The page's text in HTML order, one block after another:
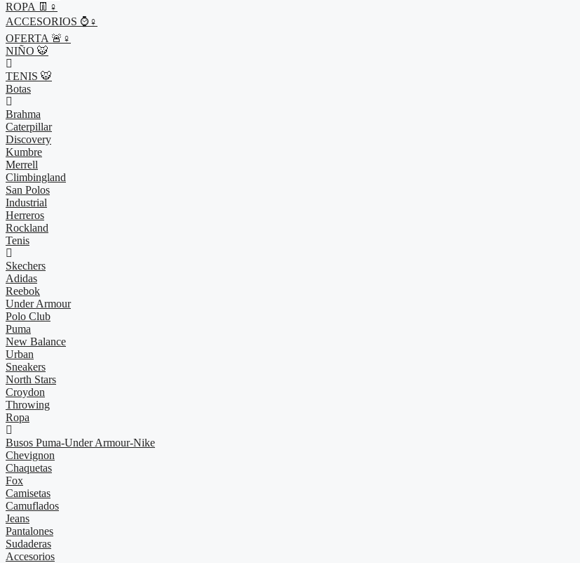
ROPA 👖♀
ACCESORIOS ⌚♀
OFERTA 🚨♀
NIÑO 🐯
TENIS 🐯
Botas
Brahma
Caterpillar
Discovery
Kumbre
Merrell
Climbingland
San Polos
Industrial
Herreros
Rockland
Tenis
Skechers
Adidas
Reebok
Under Armour
Polo Club
Puma
New Balance
Urban
Sneakers
North Stars
Croydon
Throwing
Ropa
Busos Puma-Under Armour-Nike
Chevignon
Chaquetas
Fox
Camisetas
Camuflados
Jeans
Pantalones
Sudaderas
Accesorios